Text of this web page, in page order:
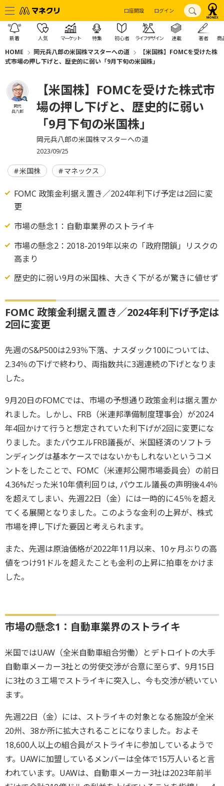
口座開設 ログイン
新着 人気 マーケット 特集 初心者 ライフデザイン 連載 著者 商
HOME 岡元兵八郎の米国株マスターへの道
【米国株】FOMCを受けた株
式市場の押し下げと、歴史的に弱い「9月下旬の米国株」
岡元
兵八郎
【米国株】FOMCを受けた株式市
場の押し下げと、歴史的に弱い
「9月下旬の米国株」
岡元兵八郎の米国株マスターへの道
2023/09/25
米国株 マネックス
FOMC 政策金利据え置き／2024年利下げ予定は2回に変
更
市場の懸念1：自動車業界のストライキ
市場の懸念2：2018-2019年以来の「政府閉鎖」リスクの
高まり
歴史的に弱い9月の米国株、大きく下がるが驚きに値せず
FOMC 政策金利据え置き／2024年利下げ予定は
2回に変更
先週のS&P500は2.93％下落、ナスダック100については、
2.34％の下げで終わり、両指数共に3週連続の下げとなりま
した。
9月20日のFOMCでは、市場の予想通り政策金利は据え置か
れました。しかし、FRB（米連邦準備制度理事会）が2024
年4回かけて行うと想定されていた利下げが2回に変更にな
りました。またパウエルFRB議長が、米国経済のソフトラ
ンディングは基本ケースではないかもしれないというコメ
ントをしたことで、FOMC（米連邦公開市場委員会）の前日
4.36%だった米10年債利回りは, パウエル議長の声明後4.4％
を超えてしまい、先週22日（金）には一時的に4.5％を超え
てくる展開となりました。このような金利の上昇が、株式
市場を押し下げた要因と考えられます。
また、先週は原油価格が2022年11月以来、10ヶ月ぶりの高
値をつけ91ドルを超えたことも金利の上昇に拍車をかけま
した。
市場の懸念1：自動車業界のストライキ
米国ではUAW（全米自動車組合労働）とデトロイトの大手
自動車メーカー3社との労使交渉が合意に至らず、9月15日
に3社の３工場でストライキに突入し、今も交渉が続いてい
ます。
先週22日（金）には、ストライキの対象となる施設が全米
20州、38か所に拡大されることになりました。およそ
18,600人以上の組合員がストライキに参加しているようで
す。UAWに加盟しているメンバーは全体で15万人いると言
われています。UAWは、自動車メーカー3社は2023年前半